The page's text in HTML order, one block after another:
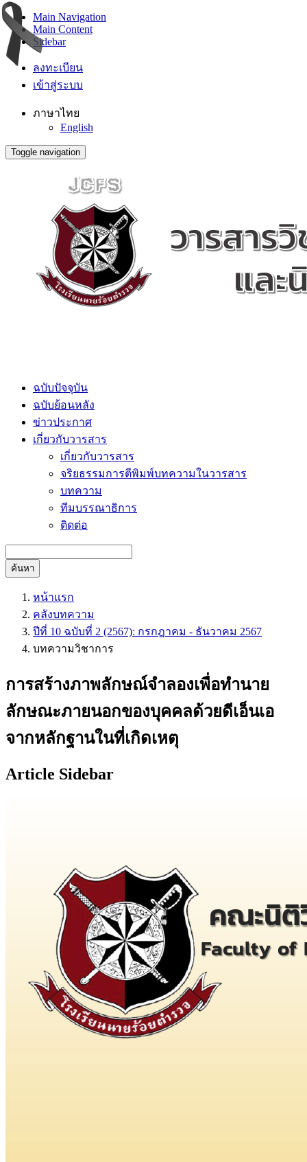
Main Navigation
Main Content
Sidebar
ลงทะเบียน
เข้าสู่ระบบ
ภาษาไทย
English
Toggle navigation
ฉบับปัจจุบัน
ฉบับย้อนหลัง
ข่าวประกาศ
เกี่ยวกับวารสาร
เกี่ยวกับวารสาร
จริยธรรมการตีพิมพ์บทความในวารสาร
บทความ
ทีมบรรณาธิการ
ติดต่อ
ค้นหา
หน้าแรก
คลังบทความ
ปีที่ 10 ฉบับที่ 2 (2567): กรกฎาคม - ธันวาคม 2567
บทความวิชาการ
การสร้างภาพลักษณ์จำลองเพื่อทำนาย
ลักษณะภายนอกของบุคคลด้วยดีเอ็นเอ
จากหลักฐานในที่เกิดเหตุ
Article Sidebar